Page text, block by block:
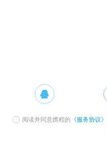
阅读并同意携程的 《服务协议》